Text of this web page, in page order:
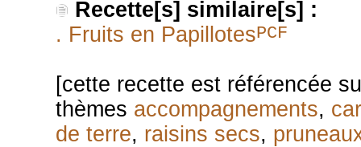
Recette[s] similaire[s] :
. Fruits en PapillotesPCF
[cette recette est référencée
thèmes accompagnements,
de terre, raisins secs,